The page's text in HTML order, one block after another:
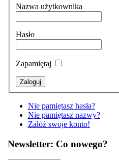
Nazwa użytkownika
Hasło
Zapamiętaj
Nie pamiętasz hasła?
Nie pamiętasz nazwy?
Załóż swoje konto!
Newsletter: Co nowego?